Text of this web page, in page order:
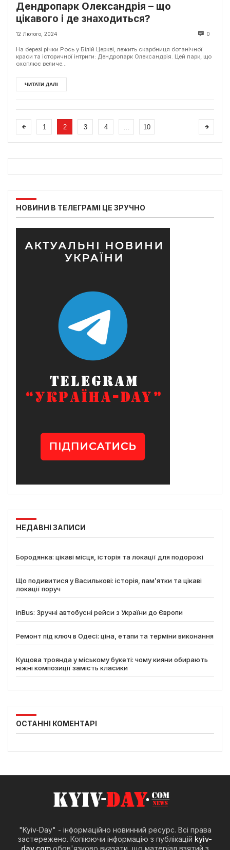
Дендропарк Олександрія – що
цікавого і де знаходиться?
12 Лютого, 2024 0
На березі річки Рось у Білій Церкві, лежить скарбниця ботанічної
краси та історичної інтриги: Дендропарк Олександрія. Цей парк, що
охоплює величе...
ЧИТАТИ ДАЛІ
1 2 3 4 10
НОВИНИ В ТЕЛЕГРАМІ ЦЕ ЗРУЧНО
НЕДАВНІ ЗАПИСИ
Бородянка: цікаві місця, історія та локації для подорожі
Що подивитися у Василькові: історія, пам’ятки та цікаві
локації поруч
inBus: Зручні автобусні рейси з України до Європи
Ремонт під ключ в Одесі: ціна, етапи та терміни виконання
Кущова троянда у міському букеті: чому кияни обирають
ніжні композиції замість класики
ОСТАННІ КОМЕНТАРІ
"Kyiv-Day" - інформаційно новинний ресурс. Всі права
застережено. Копіюючи інформацію з публікацій kyiv-
day.com обов'язково вказати, що матеріал взятий з